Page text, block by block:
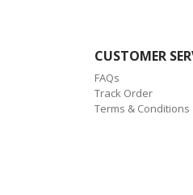
CUSTOMER
FAQs
Track Order
Terms & Conditions